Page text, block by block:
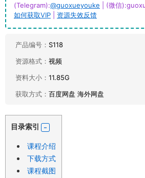
(Telegram):@guoxueyouke | (微信
如何获取VIP
资源失效反馈
产品编号： S118
资源格式： 视频
资料大小： 11.85G
获取方式： 百度网盘 海外网盘
目录索引
课程介绍
下载方式
课程截图